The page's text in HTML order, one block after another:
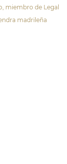
miembro de Legal
madrileña